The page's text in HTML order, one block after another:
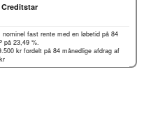
fast rente med en løbetid på 84
på 23,49 %.
kr fordelt på 84 månedlige afdrag af